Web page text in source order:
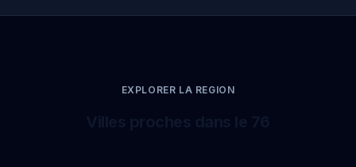
EXPLORER LA REGION